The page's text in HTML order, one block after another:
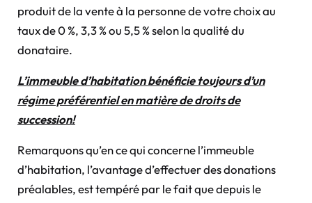
produit de la vente à la personne de votre choix au
taux de 0 %, 3,3 % ou 5,5 % selon la qualité du
donataire.
L’immeuble d’habitation bénéficie toujours d’un
régime préférentiel en matière de droits de
succession!
Remarquons qu’en ce qui concerne l’immeuble
d’habitation, l’avantage d’effectuer des donations
préalables, est tempéré par le fait que depuis le